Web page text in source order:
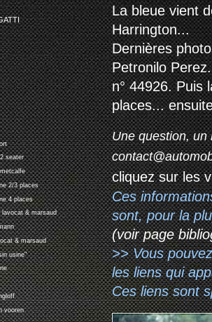
seater
2/3 places
4 places
& marsaud
& marsaud
usine"
vooren
La bleue vient
Harrington...
Dernières
Petronilo
n° 44926. Puis
places...
Une question, un
cliquez sur les
Ces
sont, pour la
(voir page
>> Vous
les liens qui
Ces liens sont